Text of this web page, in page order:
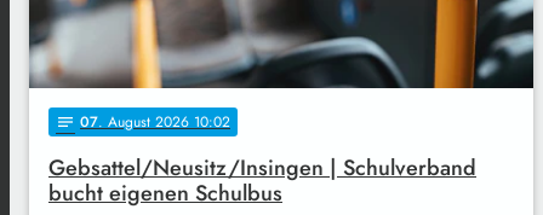
notes 07. August 2026 10:02
Gebsattel/Neusitz/Insingen | Schulverband
bucht eigenen Schulbus